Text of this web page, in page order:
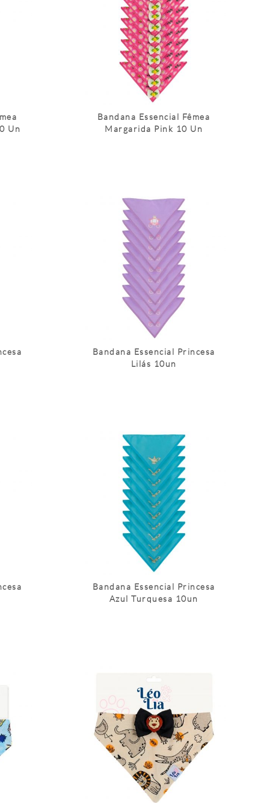
Un
Bandana Essencial Fêmea
Margarida Pink 10 Un
Bandana Essencial Princesa
Lilás 10un
Bandana Essencial Princesa
Azul Turquesa 10un